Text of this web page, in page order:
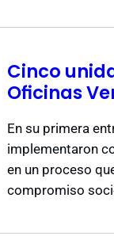
Cinco
Oficinas
En su primera
implementaron
en un proceso
compromiso